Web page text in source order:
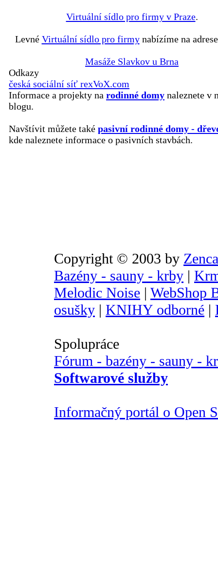
Virtuální sídlo pro firmy v Praze.
Levné Virtuální sídlo pro firmynabízíme na
Masáže Slavkov u Brna
Odkazy
česká sociální síť rexVoX.com
Informace a projekty na rodinné domy naleznete v
blogu.
Navštívit můžete také pasivní rodinné domy -
kde naleznete informace o pasivních stavbách.
Copyright © 2003 by
Bazény - sauny - krby |
Melodic Noise | WebShop
osušky | KNIHY odborné |
Spolupráce
Fórum - bazény - sauny -
Softwarové služby
Informačný portál o Open